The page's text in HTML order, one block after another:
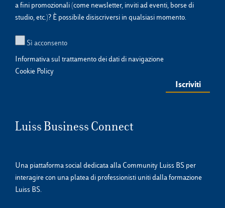
a fini promozionali (come newsletter, inviti ad eventi, borse di
studio, etc.)? È possibile disiscriversi in qualsiasi momento.
Sì acconsento
Informativa sul trattamento dei dati di navigazione
Cookie Policy
Luiss Business Connect
Una piattaforma social dedicata alla Community Luiss BS per
interagire con una platea di professionisti uniti dalla formazione
Luiss BS.